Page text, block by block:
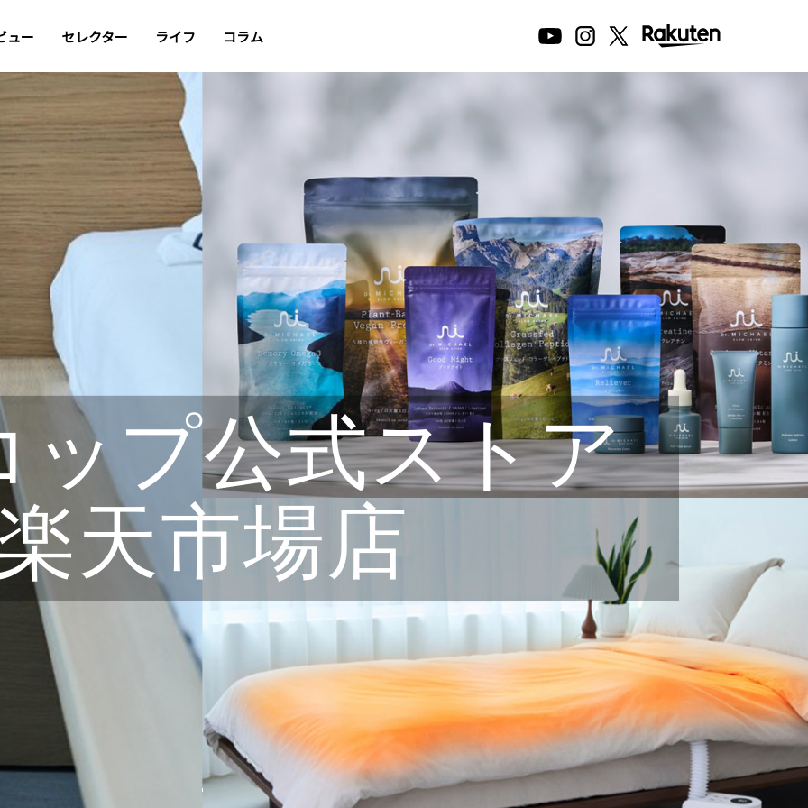
ュー セレクター ライフ コラム
ップ公式ストア
天市場店